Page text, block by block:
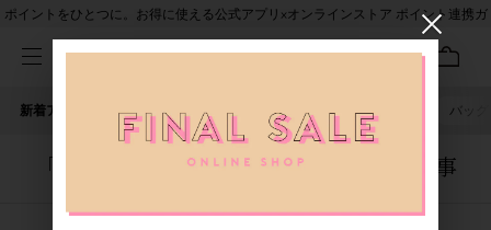
ポイントをひとつに。お得に使える公式アプリ×オンラインストア ポイント連携ガ
新着アイテム 人気ワード セール 40th限定 バッグ
「4132202.2610017.0014」に関する記事